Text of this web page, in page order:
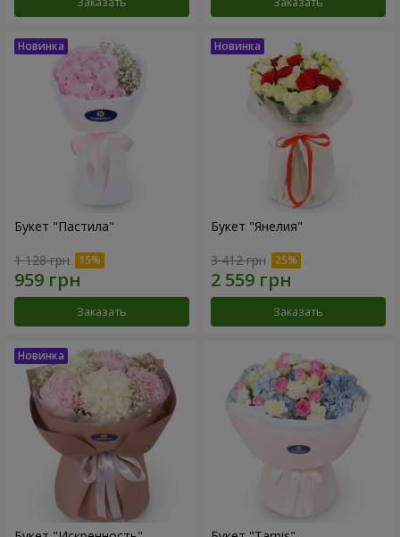
Букет "Пастила"
1 128 грн
Заказать
Букет "Янелия"
3 412 грн
Заказать